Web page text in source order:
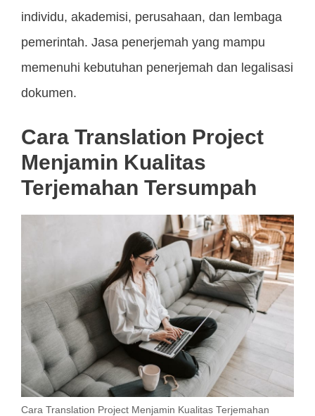
individu, akademisi, perusahaan, dan lembaga
pemerintah. Jasa penerjemah yang mampu
memenuhi kebutuhan penerjemah dan legalisasi
dokumen.
Cara Translation Project
Menjamin Kualitas
Terjemahan Tersumpah
Cara Translation Project Menjamin Kualitas Terjemahan